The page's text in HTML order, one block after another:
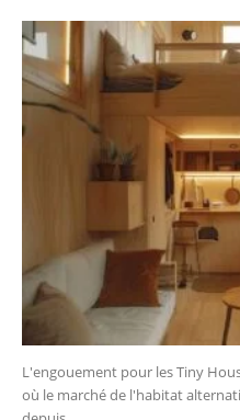
L'engouement pour les Tiny
où le marché de l'habitat